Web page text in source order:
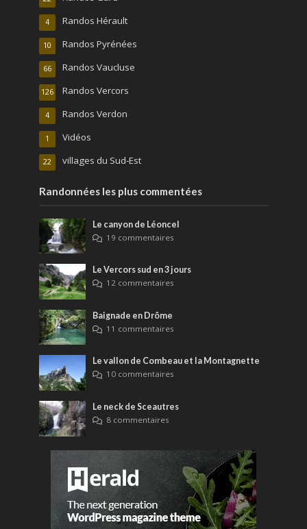
Randos Hérault
4
Randos Pyrénées
10
Randos Vaucluse
66
Randos Vercors
126
Randos Verdon
4
Vidéos
1
villages du Sud-Est
22
Randonnées les plus commentées
Le canyon de Léoncel
19 commentaires
Le Vercors sud en 3 jours
12 commentaires
Baignade en Drôme
11 commentaires
Le vallon de Combeau et la Montagnette
10 commentaires
Le neck de Sceautres
8 commentaires